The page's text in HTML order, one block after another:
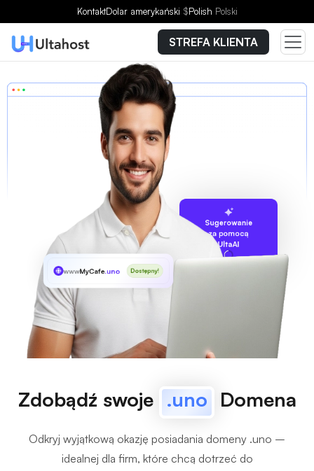
KontaktDolar amerykański $Polish Polski
STREFA KLIENTA
Sugerowanie
za pomocą
UltaAI
wwwMyCafe.uno Dostępny!
Zdobądź swoje .uno Domena
Odkryj wyjątkową okazję posiadania domeny .uno –
idealnej dla firm, które chcą dotrzeć do